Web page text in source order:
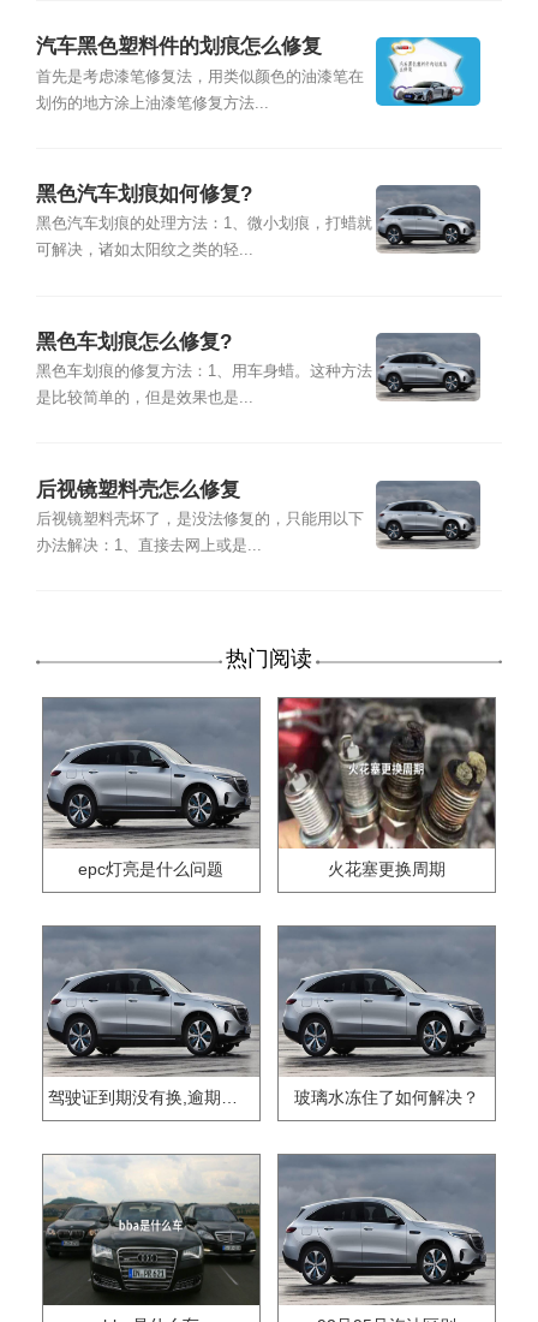
汽车黑色塑料件的划痕怎么修复
首先是考虑漆笔修复法，用类似颜色的油漆笔在
划伤的地方涂上油漆笔修复方法...
黑色汽车划痕如何修复?
黑色汽车划痕的处理方法：1、微小划痕，打蜡就
可解决，诸如太阳纹之类的轻...
黑色车划痕怎么修复?
黑色车划痕的修复方法：1、用车身蜡。这种方法
是比较简单的，但是效果也是...
后视镜塑料壳怎么修复
后视镜塑料壳坏了，是没法修复的，只能用以下
办法解决：1、直接去网上或是...
热门阅读
epc灯亮是什么问题 火花塞更换周期
驾驶证到期没有换,逾期怎么办?? 玻璃水冻住了如何解决？